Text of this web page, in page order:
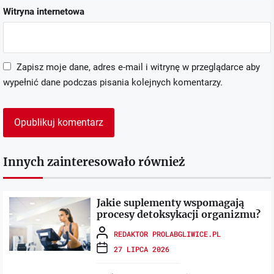
Witryna internetowa
Zapisz moje dane, adres e-mail i witrynę w przeglądarce aby
wypełnić dane podczas pisania kolejnych komentarzy.
Innych zainteresowało również
Jakie suplementy wspomagają
procesy detoksykacji organizmu?
REDAKTOR PROLABGLIWICE.PL
27 LIPCA 2026